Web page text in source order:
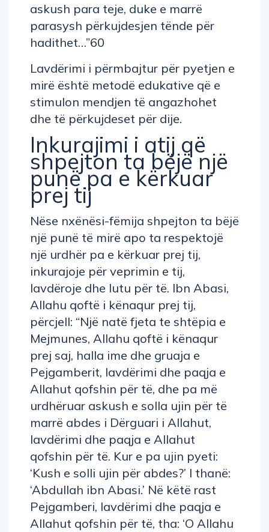
askush para teje, duke e marrë
parasysh përkujdesjen tënde për
hadithet…”60
Lavdërimi i përmbajtur për pyetjen e
mirë është metodë edukative që e
stimulon mendjen të angazhohet
dhe të përkujdeset për dije.
Inkurajimi i atij që
shpejton ta bëjë një
punë pa e kërkuar
prej tij
Nëse nxënësi-fëmija shpejton ta bëjë
një punë të mirë apo ta respektojë
një urdhër pa e kërkuar prej tij,
inkurajoje për veprimin e tij,
lavdëroje dhe lutu për të. Ibn Abasi,
Allahu qoftë i kënaqur prej tij,
përcjell: “Një natë fjeta te shtëpia e
Mejmunes, Allahu qoftë i kënaqur
prej saj, halla ime dhe gruaja e
Pejgamberit, lavdërimi dhe paqja e
Allahut qofshin për të, dhe pa më
urdhëruar askush e solla ujin për të
marrë abdes i Dërguari i Allahut,
lavdërimi dhe paqja e Allahut
qofshin për të. Kur e pa ujin pyeti:
‘Kush e solli ujin për abdes?’ I thanë:
‘Abdullah ibn Abasi.’ Në këtë rast
Pejgamberi, lavdërimi dhe paqja e
Allahut qofshin për të, tha: ‘O Allahu